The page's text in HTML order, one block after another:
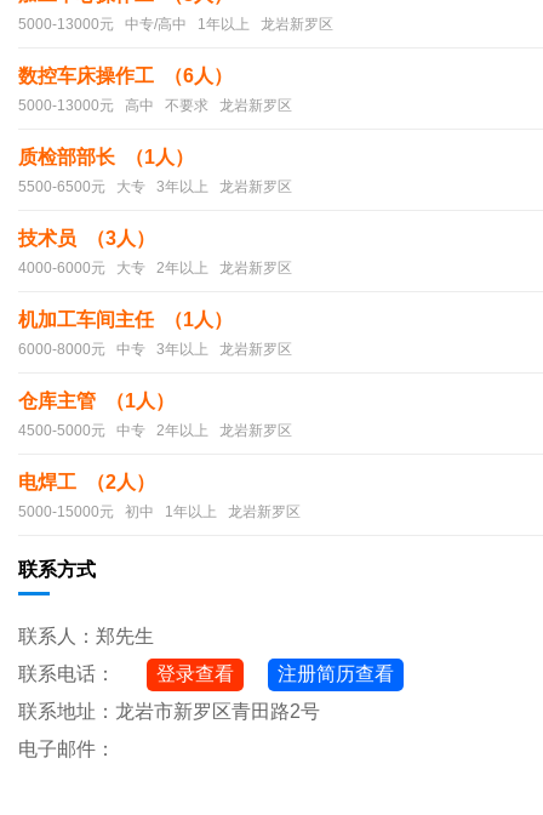
5000-13000元 中专/高中 1年以上 龙岩新罗区
数控车床操作工 （6人）
5000-13000元 高中 不要求 龙岩新罗区
质检部部长 （1人）
5500-6500元 大专 3年以上 龙岩新罗区
技术员 （3人）
4000-6000元 大专 2年以上 龙岩新罗区
机加工车间主任 （1人）
6000-8000元 中专 3年以上 龙岩新罗区
仓库主管 （1人）
4500-5000元 中专 2年以上 龙岩新罗区
电焊工 （2人）
5000-15000元 初中 1年以上 龙岩新罗区
联系方式
联系人：郑先生
联系电话：
登录查看
注册简历查看
联系地址：龙岩市新罗区青田路2号
电子邮件：